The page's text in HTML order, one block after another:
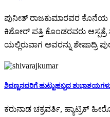
ಪುನೀತ್ ರಾಜಕುಮಾರವರ ಕೊನೆಯ
ಕಿಶೋರ್ ಪತ್ತಿ ಕೊಂಡರವರು ಆಸ್ಪತ್ರೆ
ಯಲ್ಲಿರುವಾಗ ಅವರನ್ನು ಶೇಷಾದ್ರಿ
ಶಿವಣ್ಣನವರಿಗೆ ಹುಟ್ಟುಹಬ್ಬದ
ಕರುನಾಡ ಚಕ್ರವರ್ತಿ, ಹ್ಯಾಟ್ರಿಕ್